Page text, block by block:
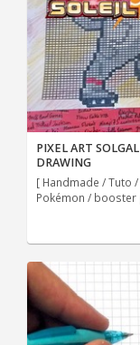
PIXEL ART
DRAWING
[ Handmade / Tuto
Pokémon /